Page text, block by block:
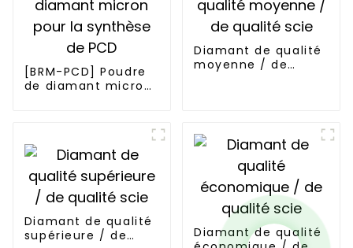
[BRM-PCD] Poudre
de diamant micron
Diamant de qualité
moyenne / de
Diamant de qualité
supérieure / de
Diamant de qualité